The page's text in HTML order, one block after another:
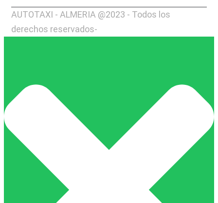
AUTOTAXI - ALMERIA @2023 - Todos los
derechos reservados-